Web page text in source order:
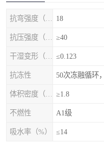
18
≥40
≤0.123
抗冻性 50次冻融循环
≥1.8
不燃性 A1级
吸水率（%） ≤14